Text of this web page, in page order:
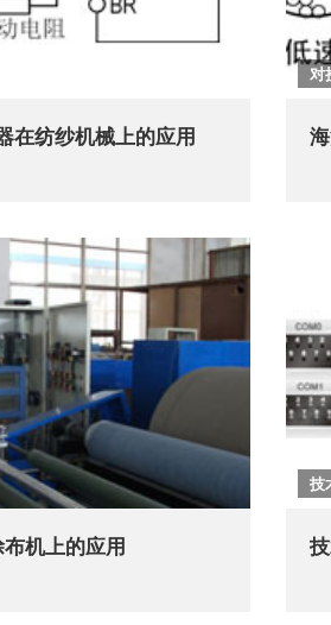
在纺纱机械上的应用
对
机上的应用
技